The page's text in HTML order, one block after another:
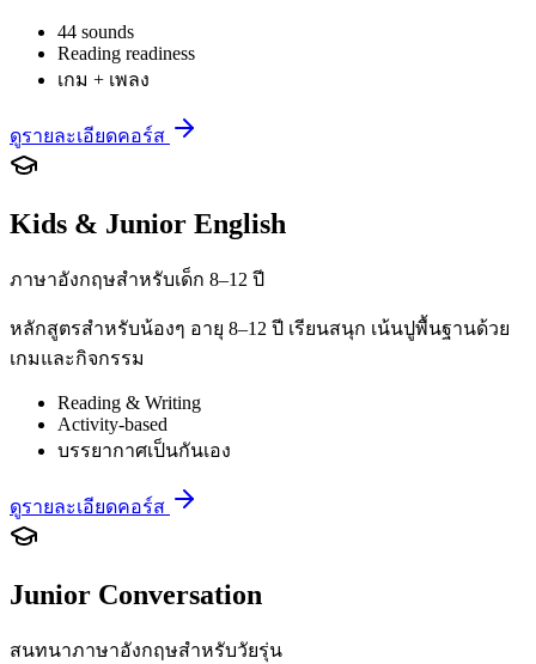
44 sounds
Reading readiness
เกม + เพลง
ดูรายละเอียดคอร์ส
Kids & Junior English
ภาษาอังกฤษสำหรับเด็ก 8–12 ปี
หลักสูตรสำหรับน้องๆ อายุ 8–12 ปี เรียนสนุก เน้นปูพื้นฐานด้วย
เกมและกิจกรรม
Reading & Writing
Activity-based
บรรยากาศเป็นกันเอง
ดูรายละเอียดคอร์ส
Junior Conversation
สนทนาภาษาอังกฤษสำหรับวัยรุ่น